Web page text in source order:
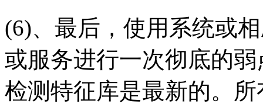
(6)、最后，使用系统或
或服务进行一次彻底的
检测特征库是最新的。